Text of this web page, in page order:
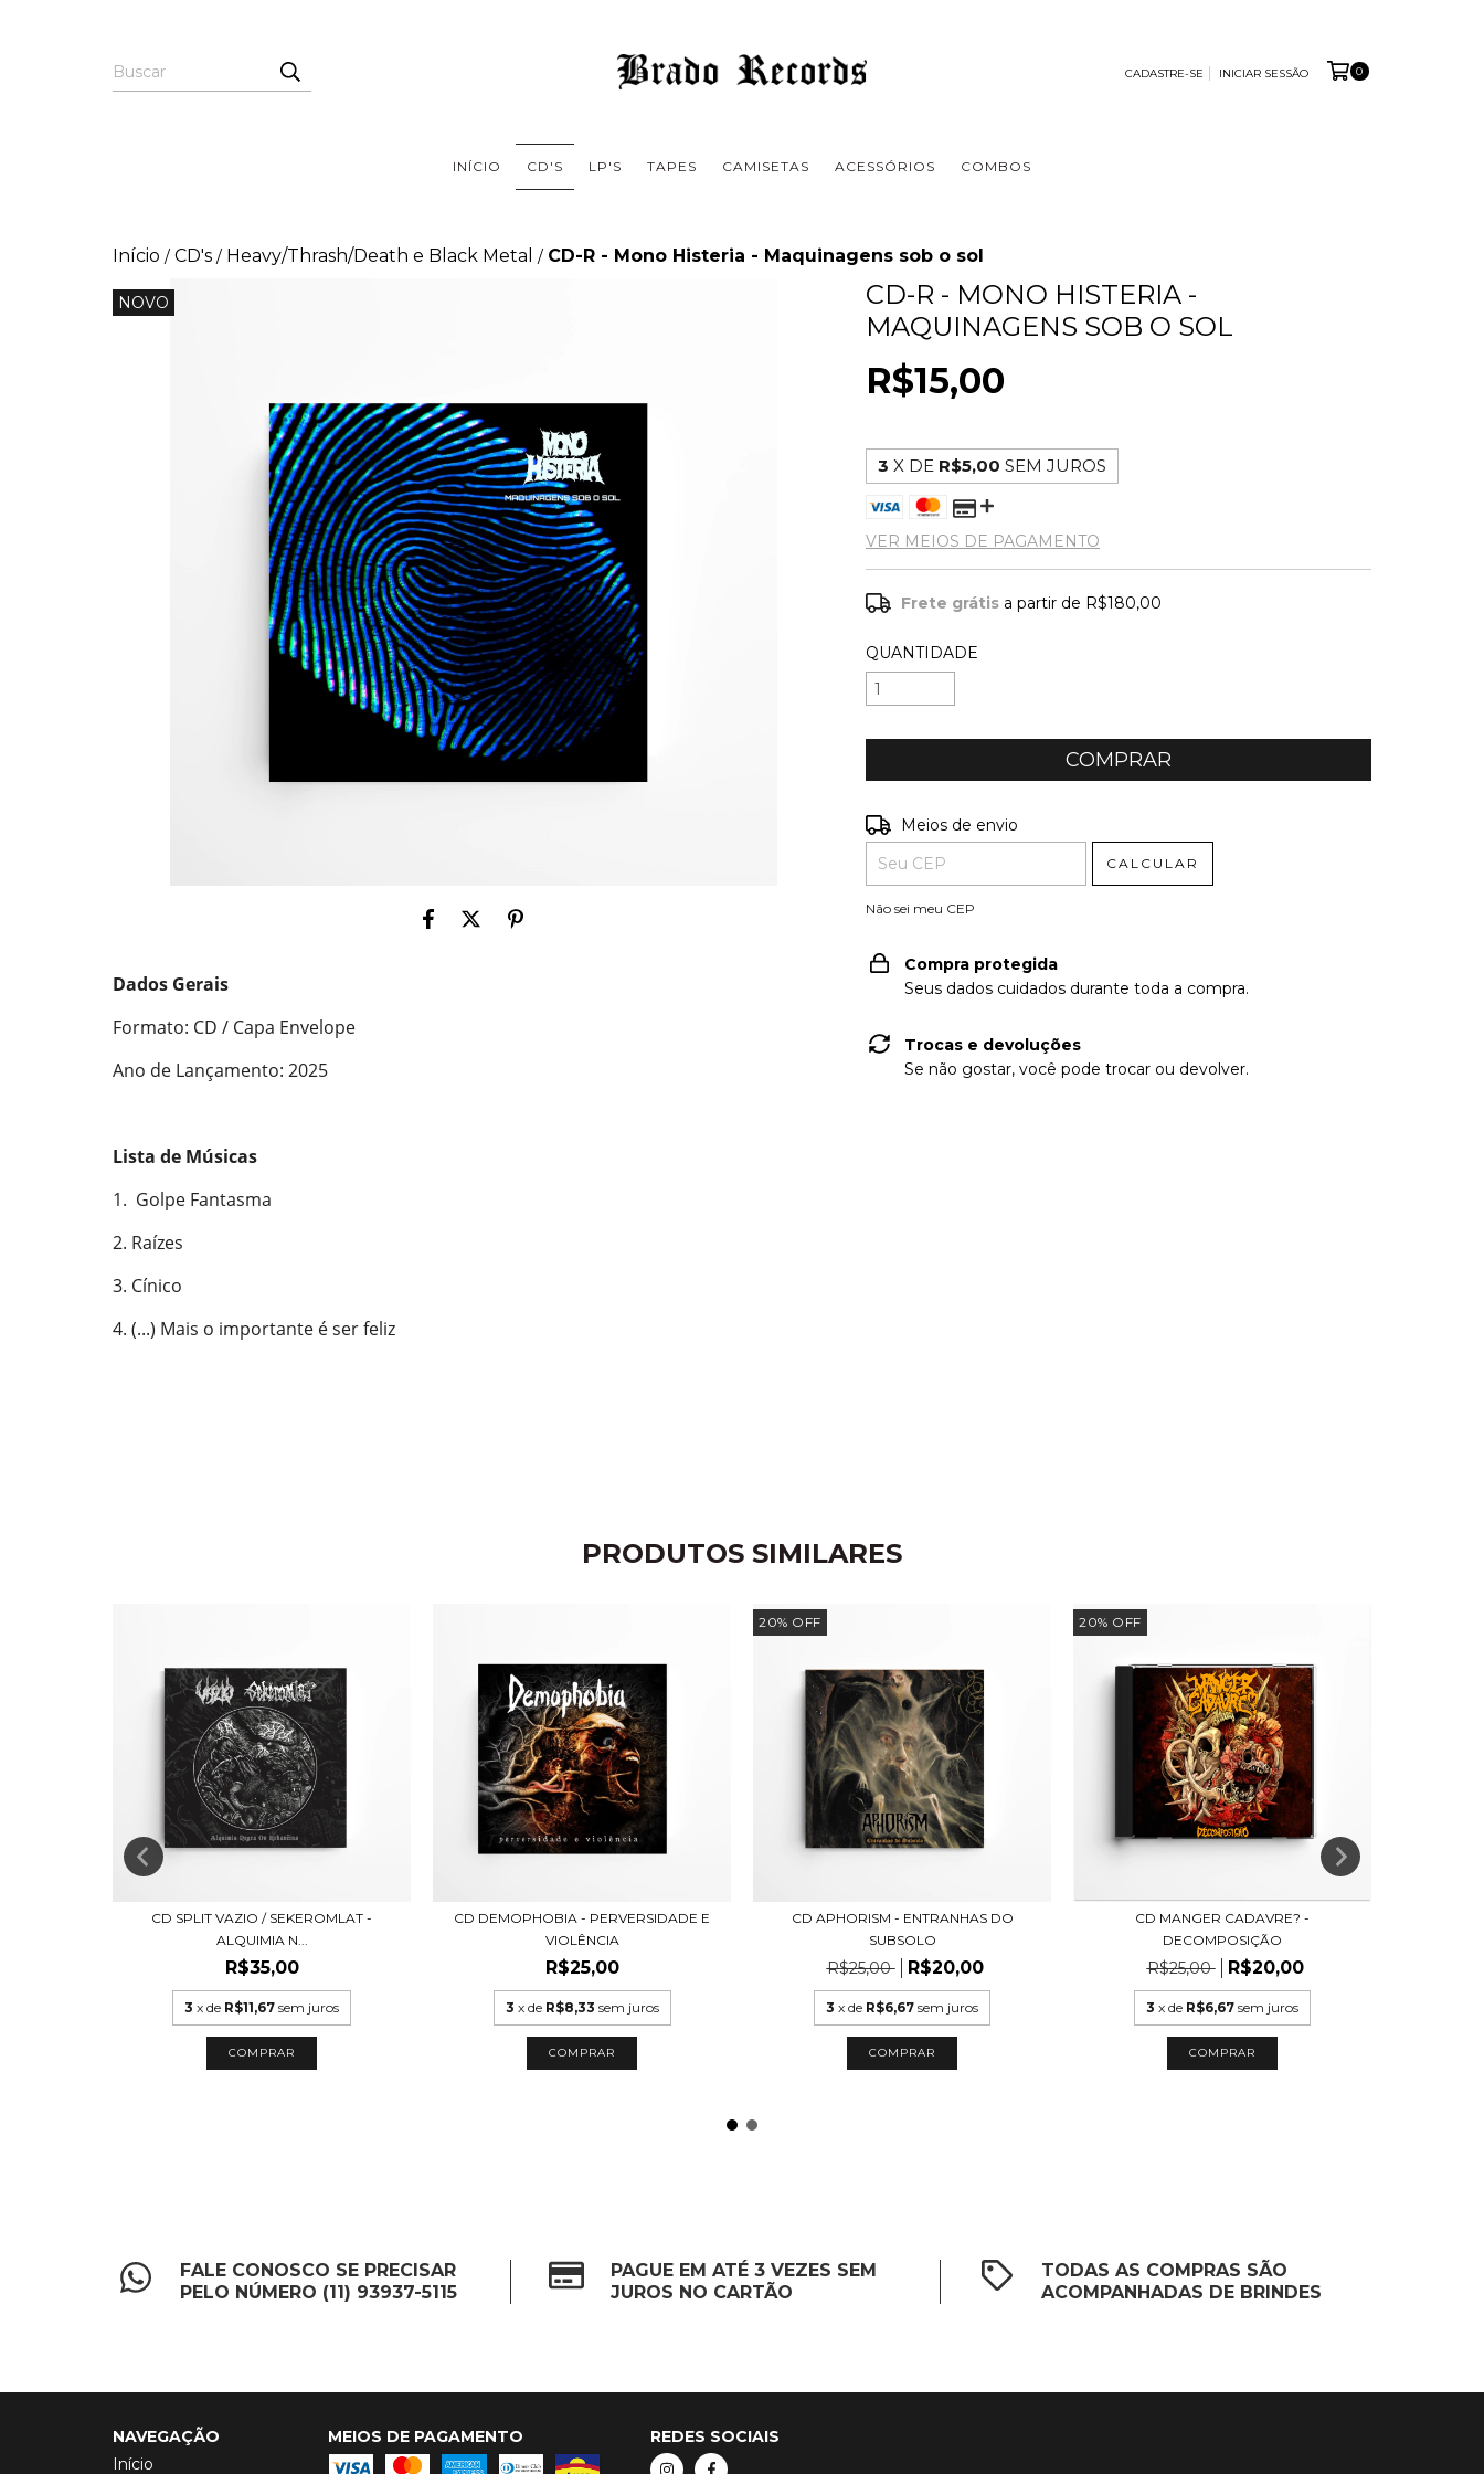
CADASTRE-SE INICIAR SESSÃO 0
INÍCIO CD'S LP'S TAPES CAMISETAS ACESSÓRIOS COMBOS
Início / CD's / Heavy/Thrash/Death e Black Metal / CD-R - Mono Histeria - Maquinagens sob o sol
NOVO
Dados Gerais
Formato: CD / Capa Envelope
Ano de Lançamento: 2025
Lista de Músicas
1. Golpe Fantasma
2. Raízes
3. Cínico
4. (...) Mais o importante é ser feliz
CD-R - MONO HISTERIA -
MAQUINAGENS SOB O SOL
R$15,00
3 X DE R$5,00 SEM JUROS
VER MEIOS DE PAGAMENTO
Frete grátis a partir de R$180,00
QUANTIDADE
Entregas para o CEP:
Meios de envio
CALCULAR
Não sei meu CEP
Compra protegida
Seus dados cuidados durante toda a compra.
Trocas e devoluções
Se não gostar, você pode trocar ou devolver.
PRODUTOS SIMILARES
CD SPLIT VAZIO / SEKEROMLAT -
ALQUIMIA N...
R$35,00
3 x de R$11,67 sem juros
CD DEMOPHOBIA - PERVERSIDADE E
VIOLÊNCIA
R$25,00
3 x de R$8,33 sem juros
20% OFF
CD APHORISM - ENTRANHAS DO
SUBSOLO
R$25,00 R$20,00
3 x de R$6,67 sem juros
20% OFF
CD MANGER CADAVRE? -
DECOMPOSIÇÃO
R$25,00 R$20,00
3 x de R$6,67 sem juros
FALE CONOSCO SE PRECISAR
PELO NÚMERO (11) 93937-5115
PAGUE EM ATÉ 3 VEZES SEM
JUROS NO CARTÃO
TODAS AS COMPRAS SÃO
ACOMPANHADAS DE BRINDES
NAVEGAÇÃO
Início
MEIOS DE PAGAMENTO REDES SOCIAIS